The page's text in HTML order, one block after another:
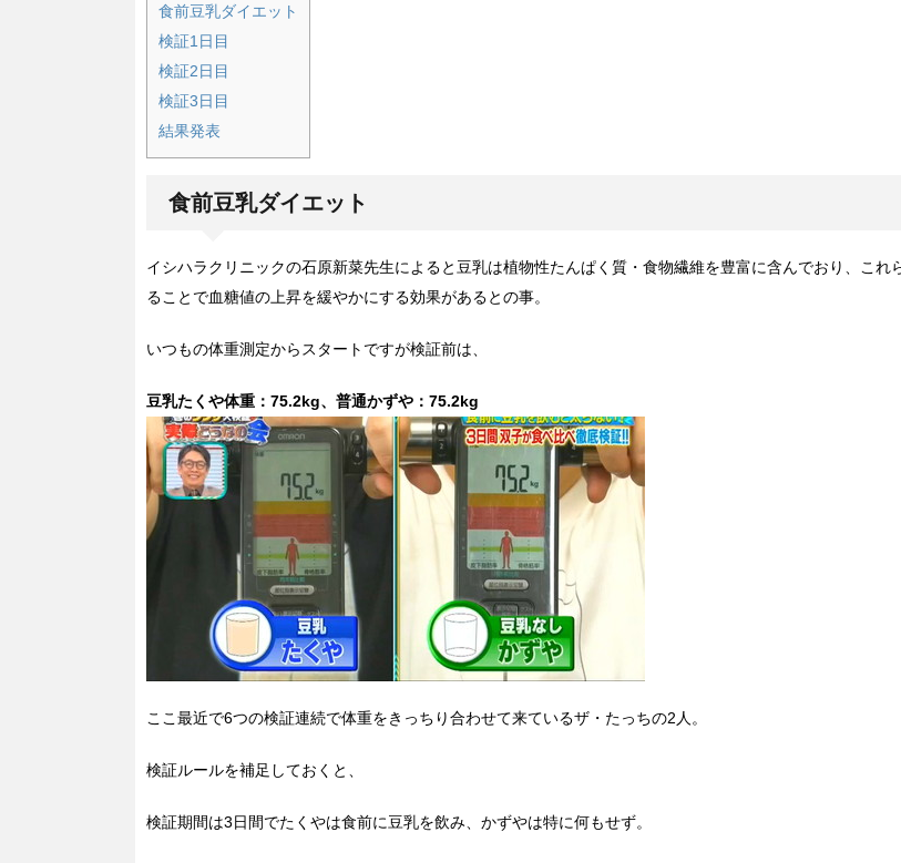
食前豆乳ダイエット
検証1日目
検証2日目
検証3日目
結果発表
食前豆乳ダイエット
イシハラクリニックの石原新菜先生によると豆乳は植物性たんぱく質・食物繊維を豊富に含んでおり、これ
ることで血糖値の上昇を緩やかにする効果があるとの事。
いつもの体重測定からスタートですが検証前は、
豆乳たくや体重：75.2kg、普通かずや ：75.2kg
ここ最近で6つの検証連続で体重をきっちり合わせて来ているザ・たっちの2人。
検証ルールを補足しておくと、
検証期間は3日間でたくやは食前に豆乳を飲み、かずやは特に何もせず。